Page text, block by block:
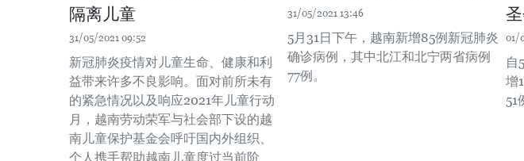
隔离儿童
31/05/2021 09:52
新冠肺炎疫情对儿童生命、健康和利
益带来许多不良影响。面对前所未有
的紧急情况以及响应2021年儿童行动
月，越南劳动荣军与社会部下设的越
南儿童保护基金会呼吁国内外组织、
个人携手帮助越南儿童度过当前阶
31/05/2021 13:46
5月31日下午，越南新增85例新冠肺炎
确诊病例，其中北江和北宁两省病例
77例。
01/
自
增
51